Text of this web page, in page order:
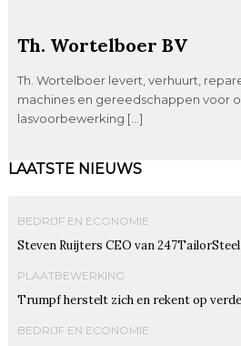
Th. Wortelboer BV
Th. Wortelboer levert, verhuurt,
machines en gereedschappen voor
lasvoorbewerking […]
LAATSTE NIEUWS
BEDRIJF EN ECONOMIE
Steven Ruijters CEO van 247TailorSteel
PLAATBEWERKING
Trumpf herstelt zich en rekent op
BEDRIJF EN ECONOMIE